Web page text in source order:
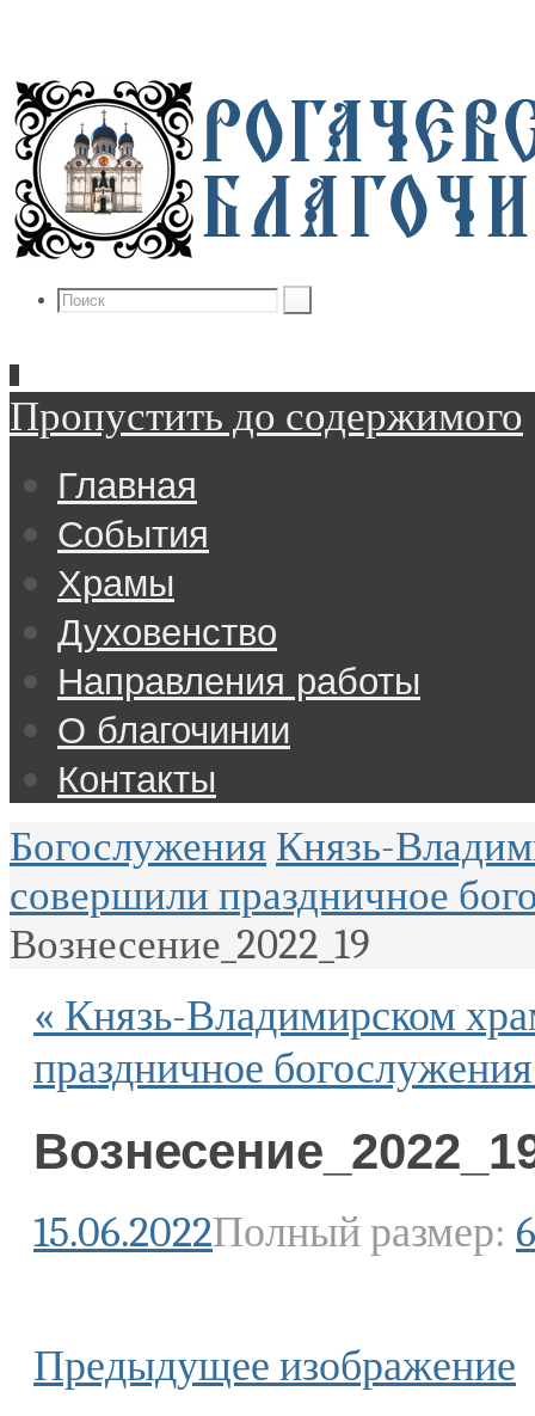
Пропустить до содержимого
Главная
События
Храмы
Духовенство
Направления работы
О благочинии
Контакты
Богослужения Князь-
совершили праздничное
Вознесение_2022_19
« Князь-Владимирском
праздничное
15.06.2022Полный размер:
Предыдущее изображение